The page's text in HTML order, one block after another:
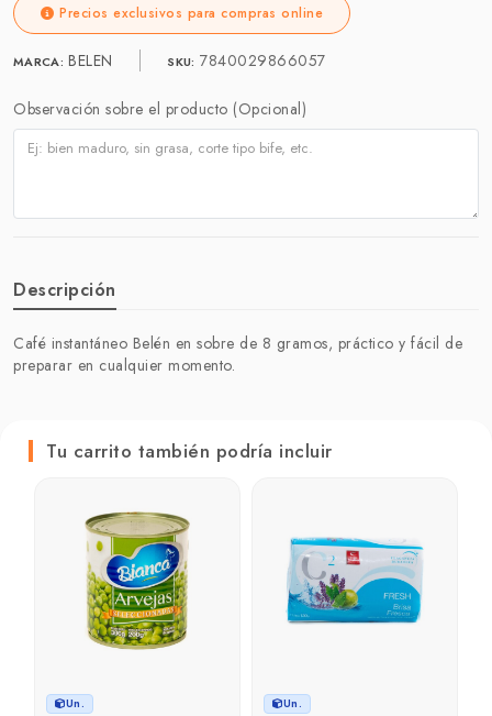
Precios exclusivos para compras online
MARCA: BELEN SKU: 7840029866057
Observación sobre el producto (Opcional)
Descripción
Café instantáneo Belén en sobre de 8 gramos, práctico y fácil de
preparar en cualquier momento.
Tu carrito también podría incluir
Un. Un.